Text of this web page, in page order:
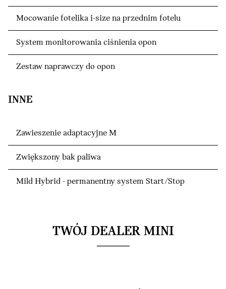
Mocowanie fotelika i-size na przednim fotelu
System monitorowania ciśnienia opon
Zestaw naprawczy do opon
INNE
Zawieszenie adaptacyjne M
Zwiększony bak paliwa
Mild Hybrid - permanentny system Start/Stop
TWÓJ DEALER MINI